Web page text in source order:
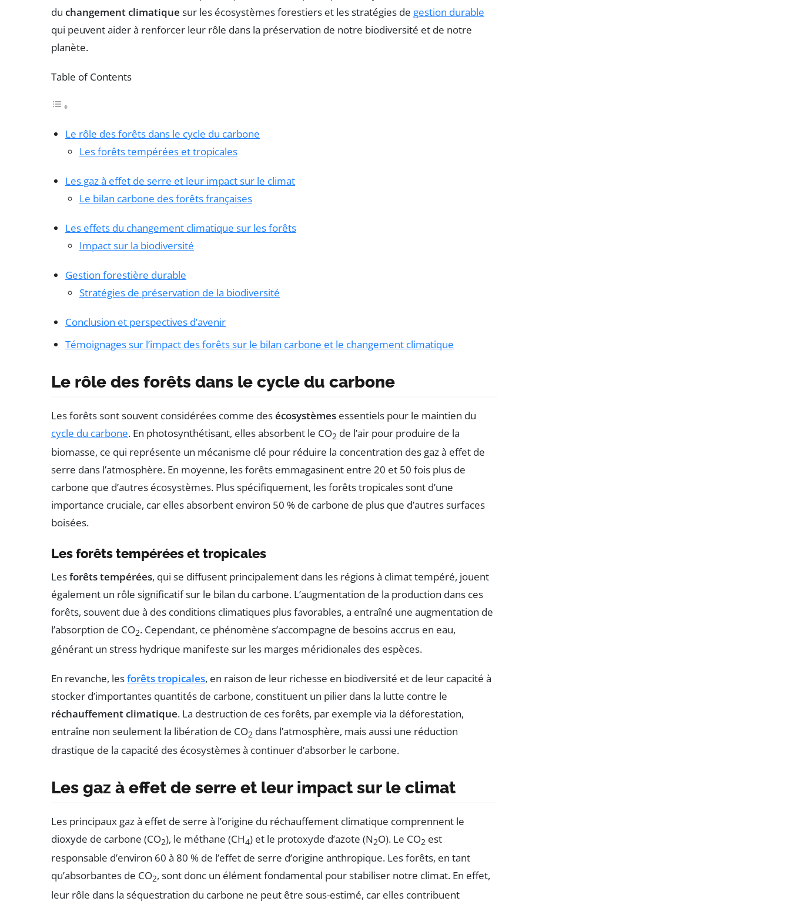
du changement climatique sur les écosystèmes forestiers et les stratégies de gestion durable
qui peuvent aider à renforcer leur rôle dans la préservation de notre biodiversité et de notre
planète.
Table of Contents
Le rôle des forêts dans le cycle du carbone
Les forêts tempérées et tropicales
Les gaz à effet de serre et leur impact sur le climat
Le bilan carbone des forêts françaises
Les effets du changement climatique sur les forêts
Impact sur la biodiversité
Gestion forestière durable
Stratégies de préservation de la biodiversité
Conclusion et perspectives d’avenir
Témoignages sur l’impact des forêts sur le bilan carbone et le changement climatique
Le rôle des forêts dans le cycle du carbone
Les forêts sont souvent considérées comme desécosystèmes essentiels pour le maintien du
cycle du carbone. En photosynthétisant, elles absorbent le CO2 de l’air pour produire de la
biomasse, ce qui représente un mécanisme clé pour réduire la concentration des gaz à effet de
serre dans l’atmosphère. En moyenne, les forêts emmagasinent entre 20 et 50 fois plus de
carbone que d’autres écosystèmes. Plus spécifiquement, les forêts tropicales sont d’une
importance cruciale, car elles absorbent environ 50 % de carbone de plus que d’autres surfaces
boisées.
Les forêts tempérées et tropicales
Lesforêts tempérées, qui se diffusent principalement dans les régions à climat tempéré, jouent
également un rôle significatif sur le bilan du carbone. L’augmentation de la production dans ces
forêts, souvent due à des conditions climatiques plus favorables, a entraîné une augmentation de
l’absorption de CO2. Cependant, ce phénomène s’accompagne de besoins accrus en eau,
générant un stress hydrique manifeste sur les marges méridionales des espèces.
En revanche, lesforêts tropicales, en raison de leur richesse en biodiversité et de leur capacité à
stocker d’importantes quantités de carbone, constituent un pilier dans la lutte contre le
réchauffement climatique. La destruction de ces forêts, par exemple via la déforestation,
entraîne non seulement la libération de CO2 dans l’atmosphère, mais aussi une réduction
drastique de la capacité des écosystèmes à continuer d’absorber le carbone.
Les gaz à effet de serre et leur impact sur le climat
Les principaux gaz à effet de serre à l’origine du réchauffement climatique comprennent le
dioxyde de carbone (CO2), le méthane (CH4) et le protoxyde d’azote (N2O). Le CO2 est
responsable d’environ 60 à 80 % de l’effet de serre d’origine anthropique. Les forêts, en tant
qu’absorbantes de CO2, sont donc un élément fondamental pour stabiliser notre climat. En effet,
leur rôle dans la séquestration du carbone ne peut être sous-estimé, car elles contribuent